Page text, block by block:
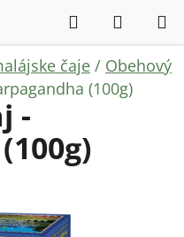
Hľadať
KOŠÍK
čaje / Obehový
(100g)
-